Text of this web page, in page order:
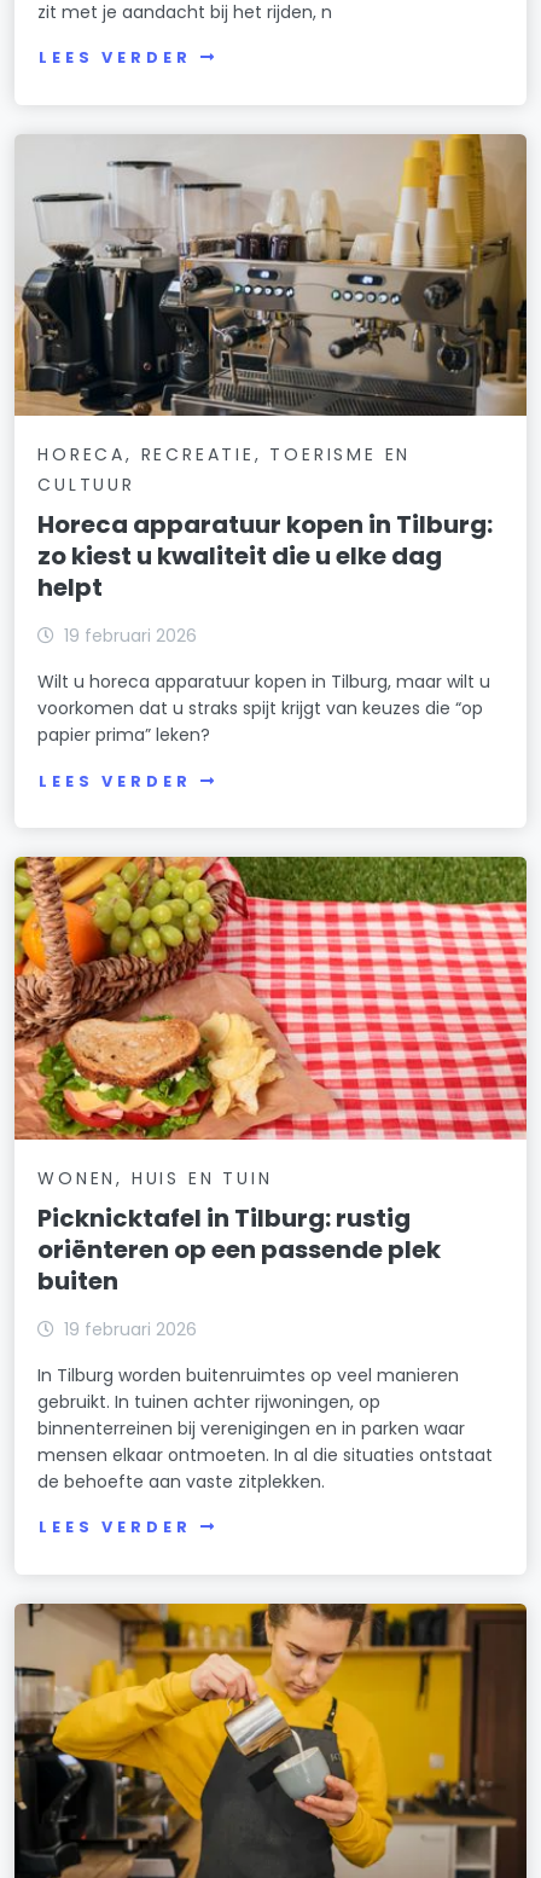
zit met je aandacht bij het rijden, n
LEES VERDER
HORECA, RECREATIE, TOERISME EN
CULTUUR
Horeca apparatuur kopen in Tilburg:
zo kiest u kwaliteit die u elke dag
helpt
19 februari 2026
Wilt u horeca apparatuur kopen in Tilburg, maar wilt u
voorkomen dat u straks spijt krijgt van keuzes die “op
papier prima” leken?
LEES VERDER
WONEN, HUIS EN TUIN
Picknicktafel in Tilburg: rustig
oriënteren op een passende plek
buiten
19 februari 2026
In Tilburg worden buitenruimtes op veel manieren
gebruikt. In tuinen achter rijwoningen, op
binnenterreinen bij verenigingen en in parken waar
mensen elkaar ontmoeten. In al die situaties ontstaat
de behoefte aan vaste zitplekken.
LEES VERDER